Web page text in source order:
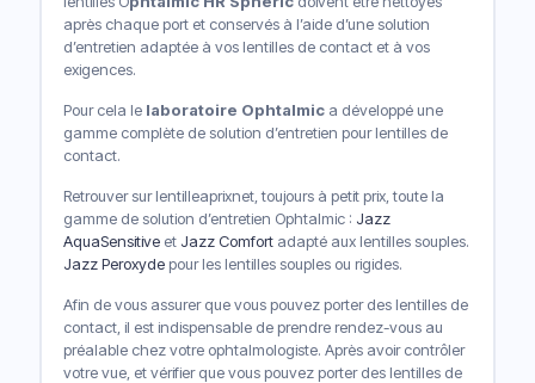
après chaque port et conservés à l’aide d’une solution
d’entretien adaptée à vos lentilles de contact et à vos
exigences.
Pour cela le laboratoire Ophtalmica développé une
gamme complète de solution d’entretien pour lentilles de
contact.
Retrouver sur lentilleaprixnet, toujours à petit prix, toute la
gamme de solution d’entretien Ophtalmic : Jazz
AquaSensitiveet Jazz Comfortadapté aux lentilles souples.
Jazz Peroxydepour les lentilles souples ou rigides.
Afin de vous assurer que vous pouvez porter des lentilles de
contact, il est indispensable de prendre rendez-vous au
préalable chez votre ophtalmologiste. Après avoir contrôler
votre vue, et vérifier que vous pouvez porter des lentilles de